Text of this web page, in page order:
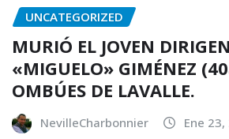
UNCATEGORIZED
MURIÓ EL JOVEN
«MIGUELO» GIMÉNEZ
OMBÚES DE LAVALLE.
NevilleCharbonnier Ene